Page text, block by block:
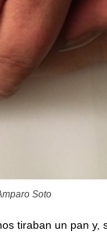
Soto
tiraban un pan y,